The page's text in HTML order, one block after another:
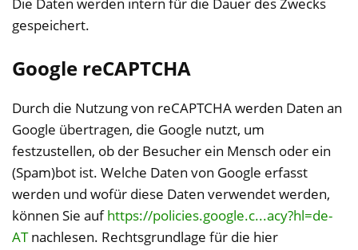
Die Daten werden intern für die Dauer des Zwecks
gespeichert.
Google reCAPTCHA
Durch die Nutzung von reCAPTCHA werden Daten an
Google übertragen, die Google nutzt, um
festzustellen, ob der Besucher ein Mensch oder ein
(Spam)bot ist. Welche Daten von Google erfasst
werden und wofür diese Daten verwendet werden,
können Sie aufhttps://policies.google.c...acy?hl=de-
ATnachlesen. Rechtsgrundlage für die hier